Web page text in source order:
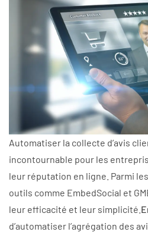
Automatiser la collecte d’avis
incontournable pour les
leur réputation en ligne. Parmi
outils comme EmbedSocial et
leur efficacité et leur simplicité.
d’automatiser l’agrégation des